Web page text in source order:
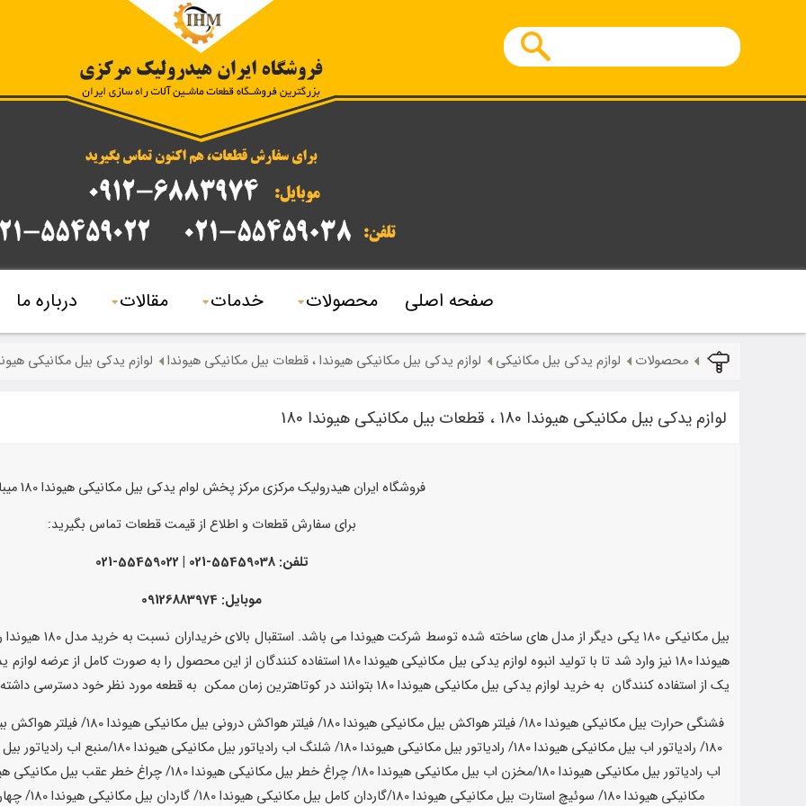
صفحه اصلی محصولات خدمات مقالات درباره ما
محصولات لوازم یدکی بیل مکانیکی لوازم یدکی بیل مکانیکی هیوندا ، قطعات بیل مکانیکی هیوندا لوازم یدکی بیل مکانیکی هیوندا 180 ، قطعات بیل مکانیکی
لوازم یدکی بیل مکانیکی هیوندا 180 ، قطعات بیل مکانیکی هیوندا 180
فروشگاه ایران هیدرولیک مرکزی مرکز پخش لوام یدکی بیل مکانیکی هیوندا 180 میباشد.
برای سفارش قطعات و اطلاع از قیمت قطعات تماس بگیرید:
تلفن:55459038-021 | 55459022-021
موبایل: 09126883974
بیل مکانیکی 180
یک از استفاده کنندگان به خرید لوازم یدکی بیل مکانیکی هیوندا 180 بتوانند در کوتاهترین زمان ممکن به قطعه مورد نظر خود دسترسی داشته و بتواند آنرا خریداری نماید.